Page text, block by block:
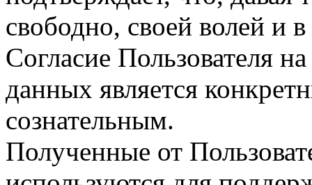
свободно, своей волей и
Согласие Пользователя
данных является
сознательным.
Полученные от